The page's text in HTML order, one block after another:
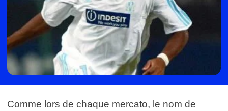
Comme lors de chaque mercato, le nom de